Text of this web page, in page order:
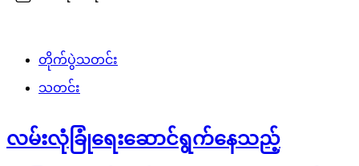
တိုက်ပွဲသတင်း
သတင်း
လမ်းလုံခြုံရေးဆောင်ရွက်နေသည့်